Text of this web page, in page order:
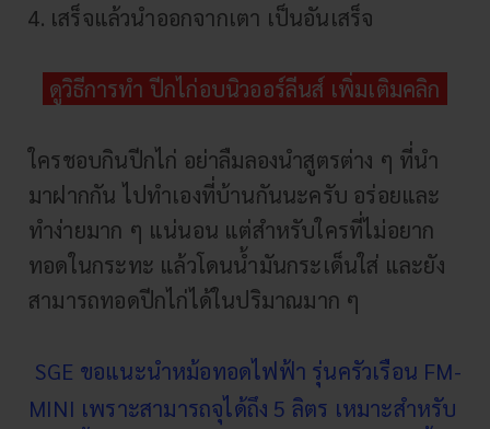
เสร็จแล้วนำออกจากเตา เป็นอันเสร็จ
ดูวิธีการทำ ปีกไก่อบนิวออร์ลีนส์ เพิ่มเติมคลิก
ใครชอบกินปีกไก่ อย่าลืมลองนำสูตรต่าง ๆ ที่นำ
มาฝากกัน ไปทำเองที่บ้านกันนะครับ อร่อยและ
ทำง่ายมาก ๆ แน่นอน แต่สำหรับใครที่ไม่อยาก
ทอดในกระทะ แล้วโดนน้ำมันกระเด็นใส่ และยัง
สามารถทอดปีกไก่ได้ในปริมาณมาก ๆ
SGE ขอแนะนำหม้อทอดไฟฟ้า รุ่นครัวเรือน FM-
MINI เพราะสามารถจุได้ถึง 5 ลิตร เหมาะสำหรับ